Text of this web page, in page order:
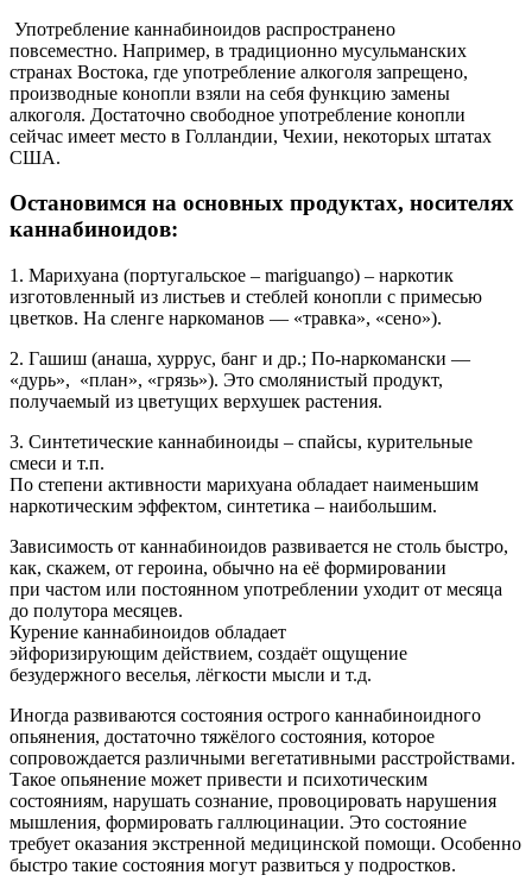
Употребление каннабиноидов распространено
повсеместно. Например, в традиционно мусульманских
странах Востока, где употребление алкоголя запрещено,
производные конопли взяли на себя функцию замены
алкоголя. Достаточно свободное употребление конопли
сейчас имеет место в Голландии, Чехии, некоторых штатах
США.
Остановимся на основных продуктах, носителях
каннабиноидов:
1. Марихуана (португальское – mariguango) – наркотик
изготовленный из листьев и стеблей конопли с примесью
цветков. На сленге наркоманов — «травка», «сено»).
2. Гашиш (анаша, хуррус, банг и др.; По-наркомански —
«дурь», «план», «грязь»). Это смолянистый продукт,
получаемый из цветущих верхушек растения.
3. Синтетические каннабиноиды – спайсы, курительные
смеси и т.п.
По степени активности марихуана обладает наименьшим
наркотическим эффектом, синтетика – наибольшим.
Зависимость от каннабиноидов развивается не столь быстро,
как, скажем, от героина, обычно на её формировании
при частом или постоянном употреблении уходит от месяца
до полутора месяцев.
Курение каннабиноидов обладает
эйфоризирующим действием, создаёт ощущение
безудержного веселья, лёгкости мысли и т.д.
Иногда развиваются состояния острого каннабиноидного
опьянения, достаточно тяжёлого состояния, которое
сопровождается различными вегетативными расстройствами.
Такое опьянение может привести и психотическим
состояниям, нарушать сознание, провоцировать нарушения
мышления, формировать галлюцинации. Это состояние
требует оказания экстренной медицинской помощи. Особенно
быстро такие состояния могут развиться у подростков.